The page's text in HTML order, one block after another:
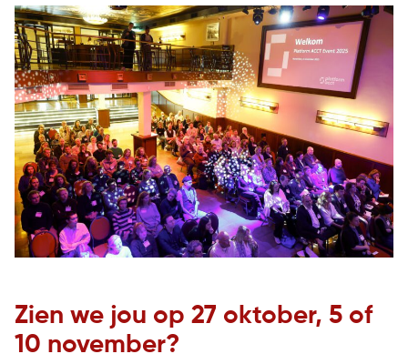
Zien we jou op 27 oktober, 5 of
10 november?